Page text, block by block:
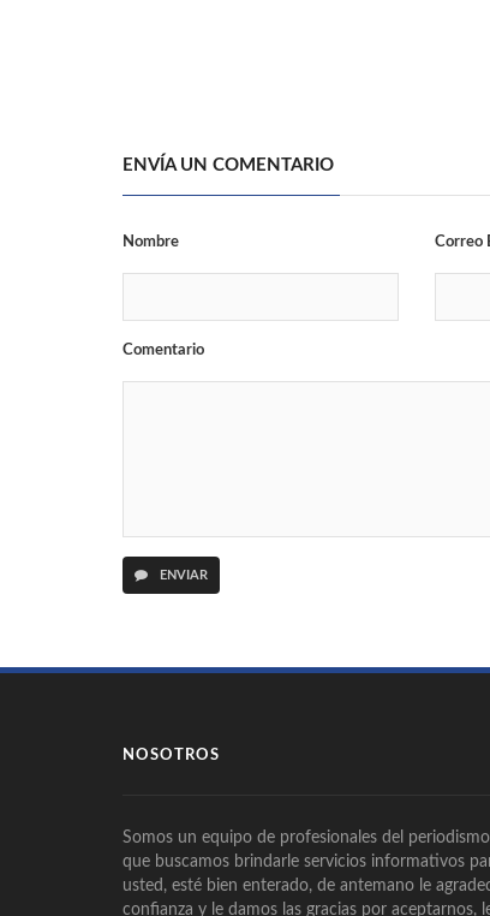
ENVÍA UN COMENTARIO
Nombre Correo
Comentario
ENVIAR
NOSOTROS
Somos un equipo de profesionales del
que buscamos brindarle servicios informativos
usted, esté bien enterado, de antemano le
confianza y le damos las gracias por aceptarnos,